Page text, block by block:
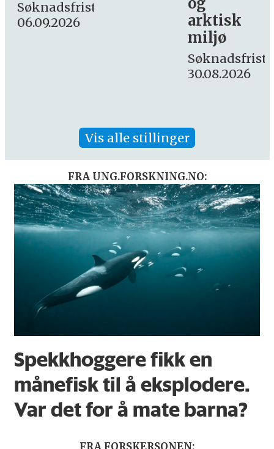
Søknadsfrist:
16. august.
Vis alle stillinger
FRA UNG.FORSKNING.NO:
Spekkhoggere fikk en
månefisk til å eksplodere.
Var det for å mate barna?